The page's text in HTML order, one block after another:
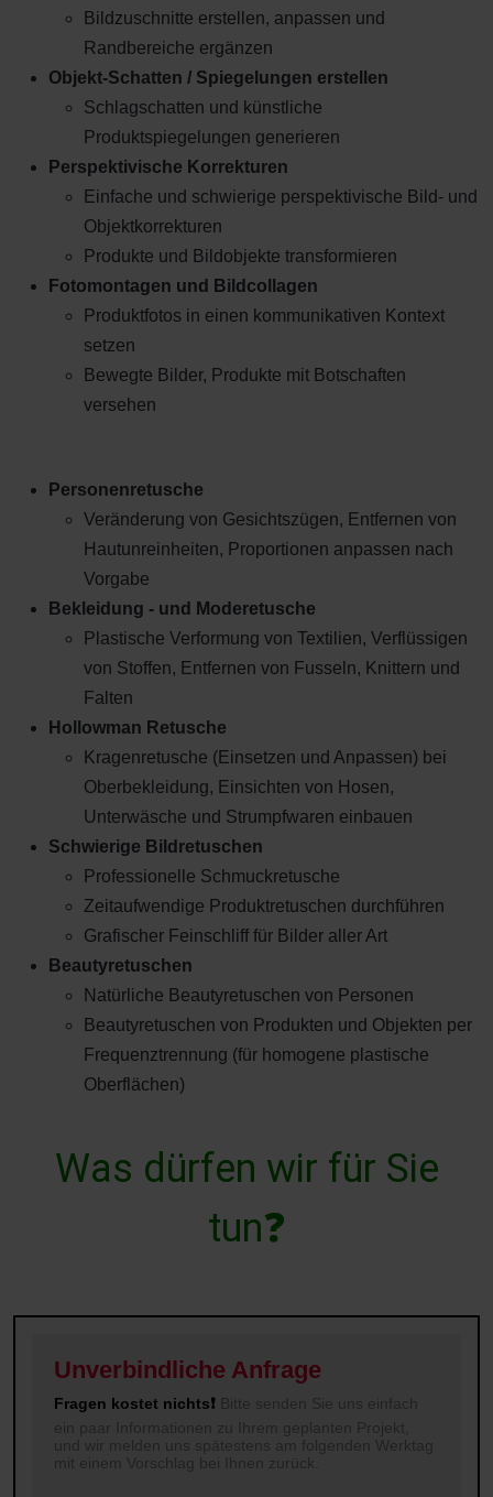
Bildzuschnitte erstellen, anpassen und
Randbereiche ergänzen
Objekt-Schatten / Spiegelungen erstellen
Schlagschatten und künstliche
Produktspiegelungen generieren
Perspektivische Korrekturen
Einfache und schwierige perspektivische Bild- und
Objektkorrekturen
Produkte und Bildobjekte transformieren
Fotomontagen und Bildcollagen
Produktfotos in einen kommunikativen Kontext
setzen
Bewegte Bilder, Produkte mit Botschaften
versehen
Personenretusche
Veränderung von Gesichtszügen, Entfernen von
Hautunreinheiten, Proportionen anpassen nach
Vorgabe
Bekleidung - und Moderetusche
Plastische Verformung von Textilien, Verflüssigen
von Stoffen, Entfernen von Fusseln, Knittern und
Falten
Hollowman Retusche
Kragenretusche (Einsetzen und Anpassen) bei
Oberbekleidung, Einsichten von Hosen,
Unterwäsche und Strumpfwaren einbauen
Schwierige Bildretuschen
Professionelle Schmuckretusche
Zeitaufwendige Produktretuschen durchführen
Grafischer Feinschliff für Bilder aller Art
Beautyretuschen
Natürliche Beautyretuschen von Personen
Beautyretuschen von Produkten und Objekten per
Frequenztrennung (für homogene plastische
Oberflächen)
Was dürfen wir für Sie
tun❓
Unverbindliche Anfrage
Fragen kostet nichts❗ Bitte senden Sie uns einfach
ein paar Informationen zu Ihrem geplanten Projekt,
und wir melden uns spätestens am folgenden Werktag
mit einem Vorschlag bei Ihnen zurück.